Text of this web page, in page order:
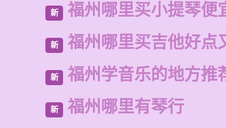
新 福州哪里买小提琴便
新 福州哪里买吉他好点
新 福州学音乐的地方推
新 福州哪里有琴行